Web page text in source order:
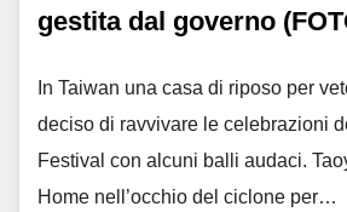
gestita dal governo
In Taiwan una casa di riposo per
deciso di ravvivare le celebrazioni
Festival con alcuni balli audaci.
Home nell’occhio del ciclone per…